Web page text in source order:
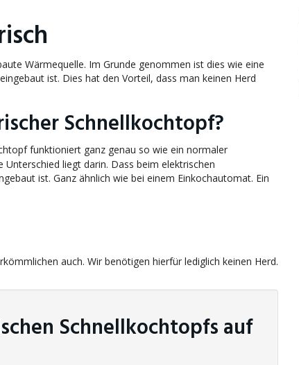
Wärmequelle. Im Grunde genommen ist dies wie eine
ist. Dies hat den Vorteil, dass man keinen Herd
Schnellkochtopf?
funktioniert ganz genau so wie ein normaler
liegt darin. Dass beim elektrischen
ist. Ganz ähnlich wie bei einem Einkochautomat. Ein
auch. Wir benötigen hierfür lediglich keinen Herd.
Schnellkochtopfs auf